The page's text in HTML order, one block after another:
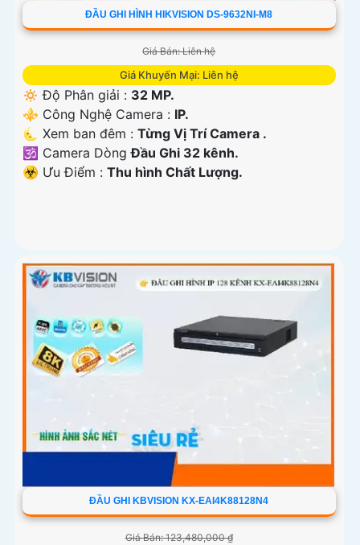
ĐẦU GHI HÌNH HIKVISION DS-9632NI-M8
Giá Bán: Liên hệ
Giá Khuyến Mại: Liên hệ
🔅 Độ Phân giải : 32 MP.
⚜️ Công Nghệ Camera : IP.
🌜 Xem ban đêm : Từng Vị Trí Camera .
🕉️ Camera DòngĐầu Ghi 32 kênh.
️☣️ Ưu Điểm : Thu hình Chất Lượng.
ĐẦU GHI KBVISION KX-EAI4K88128N4
Giá Bán: 123,480,000 ₫